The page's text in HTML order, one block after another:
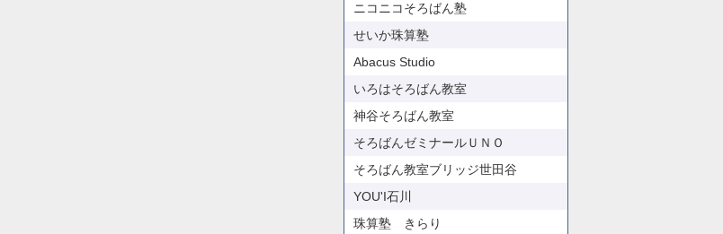
ニコニコそろばん塾
せいか珠算塾
Abacus Studio
いろはそろばん教室
神谷そろばん教室
そろばんゼミナールＵＮＯ
そろばん教室ブリッジ世田谷
YOU'I石川
珠算塾 きらり